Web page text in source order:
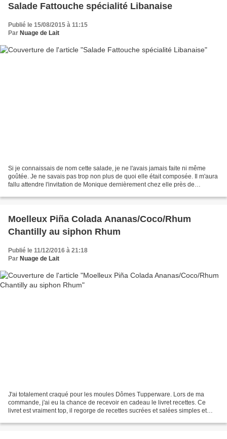
Salade Fattouche spécialité Libanaise
Publié le 15/08/2015 à 11:15
Par Nuage de Lait
Si je connaissais de nom cette salade, je ne l'avais jamais faite ni même
goûtée. Je ne savais pas trop non plus de quoi elle était composée. Il m'aura
fallu attendre l'invitation de Monique dernièrement chez elle près de
Moelleux Piña Colada Ananas/Coco/Rhum
Chantilly au siphon Rhum
Publié le 11/12/2016 à 21:18
Par Nuage de Lait
J'ai totalement craqué pour les moules Dômes Tupperware. Lors de ma
commande, j'ai eu la chance de recevoir en cadeau le livret recettes. Ce
livret est vraiment top, il regorge de recettes sucrées et salées simples et